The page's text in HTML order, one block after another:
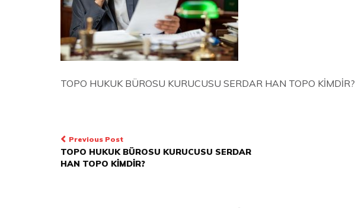
TOPO HUKUK BÜROSU KURUCUSU SERDAR HAN TOPO KİMDİR?
Yazı
dolaşımı
Previous Post
TOPO HUKUK BÜROSU KURUCUSU SERDAR
HAN TOPO KİMDİR?